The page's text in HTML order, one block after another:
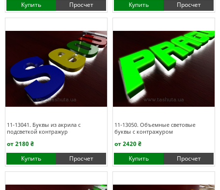
Купить
Просчет
Купить
Просчет
11-13041. Буквы из акрила с
подсветкой контражур
от 2180 ₴
Купить
Просчет
11-13050. Объемные световые
буквы с контражуром
от 2420 ₴
Купить
Просчет